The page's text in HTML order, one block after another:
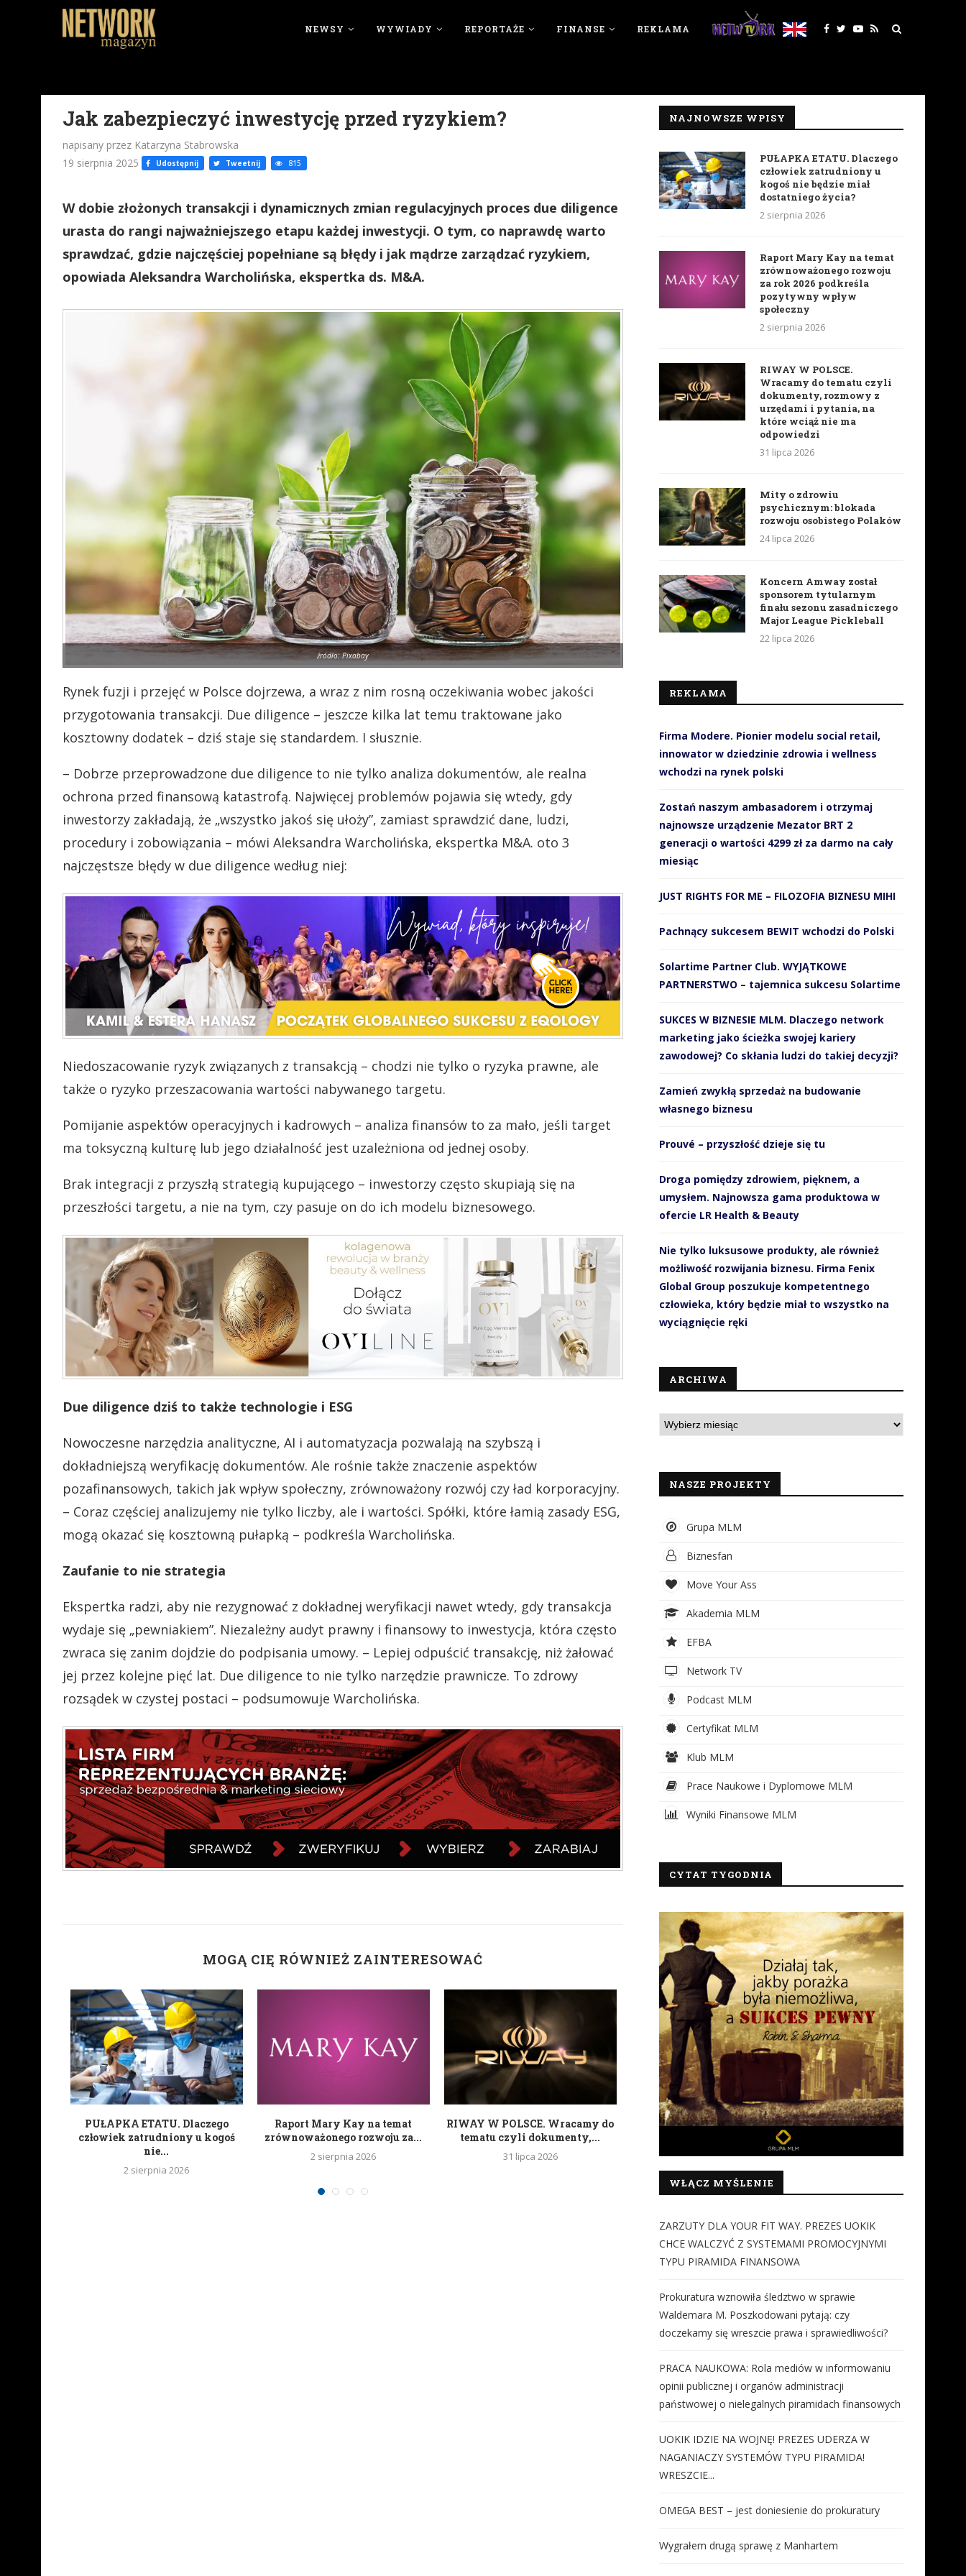
NEWSY WYWIADY REPORTAŻE FINANSE REKLAMA
Jak zabezpieczyć inwestycję przed ryzykiem?
napisany przez Katarzyna Stabrowska
19 sierpnia 2025
Udostępnij Tweetnij 815
W dobie złożonych transakcji i dynamicznych zmian regulacyjnych proces due diligence
urasta do rangi najważniejszego etapu każdej inwestycji. O tym, co naprawdę warto
sprawdzać, gdzie najczęściej popełniane są błędy i jak mądrze zarządzać ryzykiem,
opowiada Aleksandra Warcholińska, ekspertka ds. M&A.
źródło: Pixabay
Rynek fuzji i przejęć w Polsce dojrzewa, a wraz z nim rosną oczekiwania wobec jakości
przygotowania transakcji. Due diligence – jeszcze kilka lat temu traktowane jako
kosztowny dodatek – dziś staje się standardem. I słusznie.
– Dobrze przeprowadzone due diligence to nie tylko analiza dokumentów, ale realna
ochrona przed finansową katastrofą. Najwięcej problemów pojawia się wtedy, gdy
inwestorzy zakładają, że „wszystko jakoś się ułoży”, zamiast sprawdzić dane, ludzi,
procedury i zobowiązania – mówi Aleksandra Warcholińska, ekspertka M&A. oto 3
najczęstsze błędy w due diligence według niej:
Niedoszacowanie ryzyk związanych z transakcją – chodzi nie tylko o ryzyka prawne, ale
także o ryzyko przeszacowania wartości nabywanego targetu.
Pomijanie aspektów operacyjnych i kadrowych – analiza finansów to za mało, jeśli target
ma toksyczną kulturę lub jego działalność jest uzależniona od jednej osoby.
Brak integracji z przyszłą strategią kupującego – inwestorzy często skupiają się na
przeszłości targetu, a nie na tym, czy pasuje on do ich modelu biznesowego.
Due diligence dziś to także technologie i ESG
Nowoczesne narzędzia analityczne, AI i automatyzacja pozwalają na szybszą i
dokładniejszą weryfikację dokumentów. Ale rośnie także znaczenie aspektów
pozafinansowych, takich jak wpływ społeczny, zrównoważony rozwój czy ład korporacyjny.
– Coraz częściej analizujemy nie tylko liczby, ale i wartości. Spółki, które łamią zasady ESG,
mogą okazać się kosztowną pułapką – podkreśla Warcholińska.
Zaufanie to nie strategia
Ekspertka radzi, aby nie rezygnować z dokładnej weryfikacji nawet wtedy, gdy transakcja
wydaje się „pewniakiem”. Niezależny audyt prawny i finansowy to inwestycja, która często
zwraca się zanim dojdzie do podpisania umowy. – Lepiej odpuścić transakcję, niż żałować
jej przez kolejne pięć lat. Due diligence to nie tylko narzędzie prawnicze. To zdrowy
rozsądek w czystej postaci – podsumowuje Warcholińska.
MOGĄ CIĘ RÓWNIEŻ ZAINTERESOWAĆ
PUŁAPKA ETATU. Dlaczego
człowiek zatrudniony u kogoś
nie...
2 sierpnia 2026
Raport Mary Kay na temat
zrównoważonego rozwoju za...
2 sierpnia 2026
RIWAY W POLSCE. Wracamy do
tematu czyli dokumenty,...
31 lipca 2026
Mity o zdrowiu psychicznym:
blokada rozwoju osobistego
24 lipca 2026
Koncern Amway został
NAJNOWSZE WPISY
PUŁAPKA ETATU. Dlaczego
człowiek zatrudniony u
kogoś nie będzie miał
dostatniego życia?
2 sierpnia 2026
Raport Mary Kay na temat
zrównoważonego rozwoju
za rok 2026 podkreśla
pozytywny wpływ
społeczny
2 sierpnia 2026
RIWAY W POLSCE.
Wracamy do tematu czyli
dokumenty, rozmowy z
urzędami i pytania, na
które wciąż nie ma
odpowiedzi
31 lipca 2026
Mity o zdrowiu
psychicznym: blokada
rozwoju osobistego Polaków
24 lipca 2026
Koncern Amway został
sponsorem tytularnym
finału sezonu zasadniczego
Major League Pickleball
22 lipca 2026
REKLAMA
Firma Modere. Pionier modelu social retail,
innowator w dziedzinie zdrowia i wellness
wchodzi na rynek polski
Zostań naszym ambasadorem i otrzymaj
najnowsze urządzenie Mezator BRT 2
generacji o wartości 4299 zł za darmo na cały
miesiąc
JUST RIGHTS FOR ME – FILOZOFIA BIZNESU MIHI
Pachnący sukcesem BEWIT wchodzi do Polski
Solartime Partner Club. WYJĄTKOWE
PARTNERSTWO – tajemnica sukcesu Solartime
SUKCES W BIZNESIE MLM. Dlaczego network
marketing jako ścieżka swojej kariery
zawodowej? Co skłania ludzi do takiej decyzji?
Zamień zwykłą sprzedaż na budowanie
własnego biznesu
Prouvé – przyszłość dzieje się tu
Droga pomiędzy zdrowiem, pięknem, a
umysłem. Najnowsza gama produktowa w
ofercie LR Health & Beauty
Nie tylko luksusowe produkty, ale również
możliwość rozwijania biznesu. Firma Fenix
Global Group poszukuje kompetentnego
człowieka, który będzie miał to wszystko na
wyciągnięcie ręki
ARCHIWA
NASZE PROJEKTY
Grupa MLM
Biznesfan
Move Your Ass
Akademia MLM
EFBA
Network TV
Podcast MLM
Certyfikat MLM
Klub MLM
Prace Naukowe i Dyplomowe MLM
Wyniki Finansowe MLM
CYTAT TYGODNIA
WŁĄCZ MYŚLENIE
ZARZUTY DLA YOUR FIT WAY. PREZES UOKIK
CHCE WALCZYĆ Z SYSTEMAMI PROMOCYJNYMI
TYPU PIRAMIDA FINANSOWA
Prokuratura wznowiła śledztwo w sprawie
Waldemara M. Poszkodowani pytają: czy
doczekamy się wreszcie prawa i sprawiedliwości?
PRACA NAUKOWA: Rola mediów w informowaniu
opinii publicznej i organów administracji
państwowej o nielegalnych piramidach finansowych
UOKIK IDZIE NA WOJNĘ! PREZES UDERZA W
NAGANIACZY SYSTEMÓW TYPU PIRAMIDA!
WRESZCIE...
OMEGA BEST – jest doniesienie do prokuratury
Wygrałem drugą sprawę z Manhartem